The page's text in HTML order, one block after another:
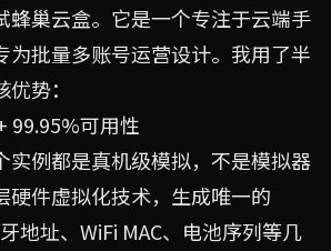
蜂巢云盒。它是一个专注于云端手
为批量多账号运营设计。我用了半
势：
99.95%可用性
实例都是真机级模拟，不是模拟器
硬件虚拟化技术，生成唯一的
地址、WiFi MAC、电池序列等几